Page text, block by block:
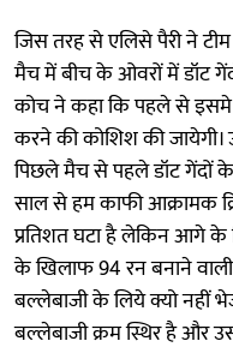
जिस तरह से एलिसे पैरी ने
मैच में बीच के ओवरों में डॉट
कोच ने कहा कि पहले से
करने की कोशिश की जायेगी।
पिछले मैच से पहले डॉट गेंदों के
साल से हम काफी आक्रामक
प्रतिशत घटा है लेकिन आगे के
के खिलाफ 94 रन बनाने
बल्लेबाजी के लिये क्यो नहीं
बल्लेबाजी क्रम स्थिर है और